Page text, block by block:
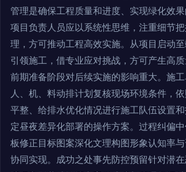
管理是确保工程质量和进度、实现绿化效
项目负责人员应以系统性思维，注重细节
理，方可推动工程高效实施。从项目启动
引领施工，借专业应对挑战，方可产生高
前期准备阶段对后续实施的影响重大。施
人、机、料动排计划复核现场环境条件，
平整、给排水优化情况进行施工队伍设置
定昼夜差异化部署的操作方案。过程纠偏
板修正目标图案深化文理构图形象认知率
协同实现。成功之处事先防控预留针对潜